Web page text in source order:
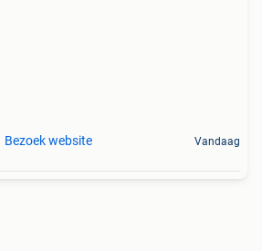
Bezoek website Vandaag